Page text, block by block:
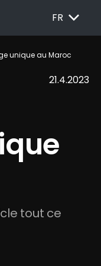
FR EXPAND_MORE
unique au Maroc
21.4.2023
tout ce